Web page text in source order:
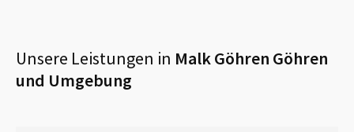
Unsere Leistungen in Malk Göhren Göhren
und Umgebung